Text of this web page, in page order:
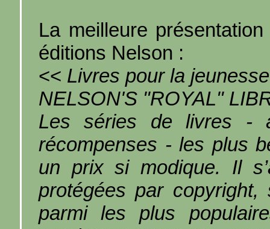
La meilleure
éditions Nelson :
<< Livres pour la
NELSON'S "ROYAL"
Les séries de livres -
récompenses - les plus
un prix si modique. Il
protégées par copyright,
parmi les plus